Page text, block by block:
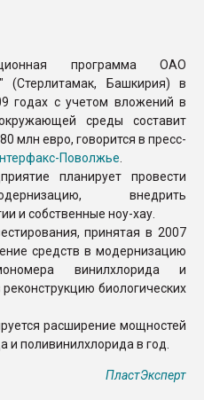
ПЕРЕЙТИ НА
программа ОАО
(Стерлитамак, Башкирия) в
годах с учетом вложений в
среды составит
млн евро, говорится в пресс-
Поволжье
планирует провести
внедрить
и собственные ноу-хау.
принятая в 2007
средств в модернизацию
винилхлорида и
биологических
расширение мощностей
и поливинилхлорида в год.
ПластЭксперт